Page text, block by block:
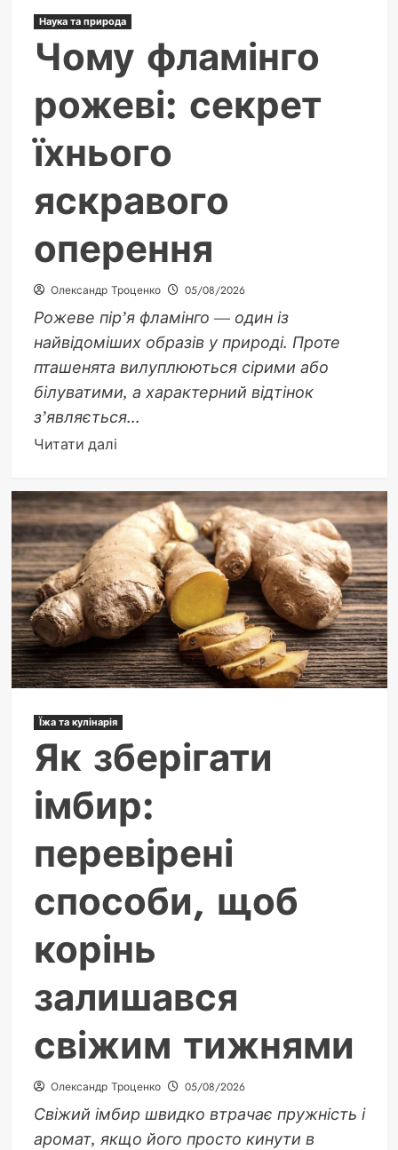
Наука та природа
Чому фламінго
рожеві: секрет
їхнього
яскравого
оперення
Олександр Троценко 05/08/2026
Рожеве пір’я фламінго — один із
найвідоміших образів у природі. Проте
пташенята вилуплюються сірими або
білуватими, а характерний відтінок
з’являється...
Читати даліДокладніше
Чому
фламінго
рожеві:
секрет
їхнього
яскравого
оперення
Їжа та кулінарія
Як зберігати
імбир:
перевірені
способи, щоб
корінь
залишався
свіжим тижнями
Олександр Троценко 05/08/2026
Свіжий імбир швидко втрачає пружність і
аромат, якщо його просто кинути в